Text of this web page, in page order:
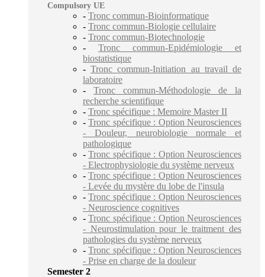
Compulsory UE
- Tronc commun-Bioinformatique
- Tronc commun-Biologie cellulaire
- Tronc commun-Biotechnologie
- Tronc commun-Epidémiologie et
biostatistique
-Tronc commun-Initiation au travail de
laboratoire
- Tronc commun-Méthodologie de la
recherche scientifique
- Tronc spécifique : Memoire Master II
-Tronc spécifique : Option Neurosciences
- Douleur, neurobiologie normale et
pathologique
-Tronc spécifique : Option Neurosciences
- Electrophysiologie du système nerveux
-Tronc spécifique : Option Neurosciences
- Levée du mystère du lobe de l'insula
-Tronc spécifique : Option Neurosciences
- Neuroscience cognitives
-Tronc spécifique : Option Neurosciences
- Neurostimulation pour le traitment des
pathologies du système nerveux
-Tronc spécifique : Option Neurosciences
- Prise en charge de la douleur
Semester 2